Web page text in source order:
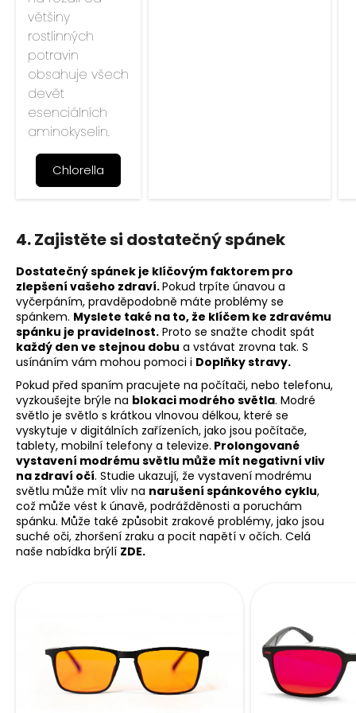
většiny
rostlinných
potravin
obsahuje všech
devět
esenciálních
aminokyselin.
Chlorella
4. Zajistěte si dostatečný spánek
Dostatečný spánek je klíčovým faktorem pro
zlepšení vašeho zdraví.Pokud trpíte únavou a
vyčerpáním, pravděpodobně máte problémy se
spánkem. Myslete také na to, že klíčem ke zdravému
spánku je pravidelnost. Proto se snažte chodit spát
každý den ve stejnou dobu a vstávat zrovna tak. S
usínáním vám mohou pomoci i Doplňky stravy.
Pokud před spaním pracujete na počítači, nebo telefonu,
vyzkoušejte brýle na blokaci modrého světla. Modré
světlo je světlo s krátkou vlnovou délkou, které se
vyskytuje v digitálních zařízeních, jako jsou počítače,
tablety, mobilní telefony a televize. Prolongované
vystavení modrému světlu může mít negativní vliv
na zdraví očí. Studie ukazují, že vystavení modrému
světlu může mít vliv na narušení spánkového cyklu,
což může vést k únavě, podrážděnosti a poruchám
spánku. Může také způsobit zrakové problémy, jako jsou
suché oči, zhoršení zraku a pocit napětí v očích. Celá
naše nabídka brýlí ZDE.